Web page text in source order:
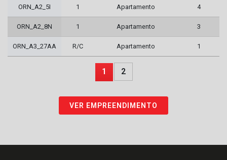
ORN_A2_5I 1 Apartamento 4
ORN_A2_8N 1 Apartamento 3
ORN_A3_27AA R/C Apartamento 1
1 2
VER EMPREENDIMENTO